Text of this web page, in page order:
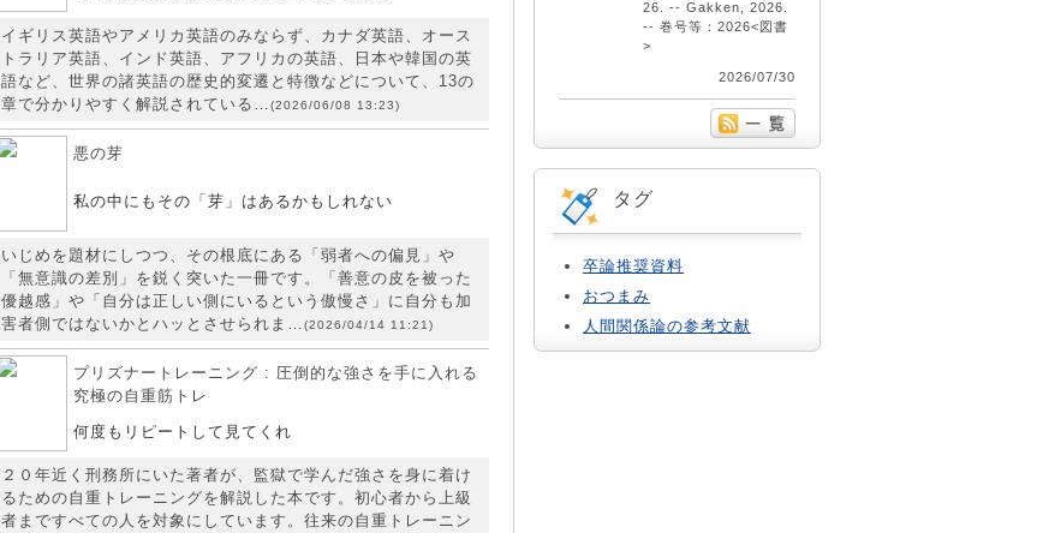
イギリス英語やアメリカ英語のみならず、カナダ英語、オース
トラリア英語、インド英語、アフリカの英語、日本や韓国の英
語など、世界の諸英語の歴史的変遷と特徴などについて、13の
章で分かりやすく解説されている…(2026/06/08 13:23)
悪の芽
私の中にもその「芽」はあるかもしれない
いじめを題材にしつつ、その根底にある「弱者への偏見」や
「無意識の差別」を鋭く突いた一冊です。「善意の皮を被った
優越感」や「自分は正しい側にいるという傲慢さ」に自分も加
害者側ではないかとハッとさせられま…(2026/04/14 11:21)
プリズナートレーニング : 圧倒的な強さを手に入れる
究極の自重筋トレ
何度もリピートして見てくれ
２０年近く刑務所にいた著者が、監獄で学んだ強さを身に着け
るための自重トレーニングを解説した本です。初心者から上級
者まですべての人を対象にしています。往来の自重トレーニン
26. -- Gakken, 2026.
-- 巻号等：2026<図書
>
2026/07/30
タグ
卒論推奨資料
おつまみ
人間関係論の参考文献